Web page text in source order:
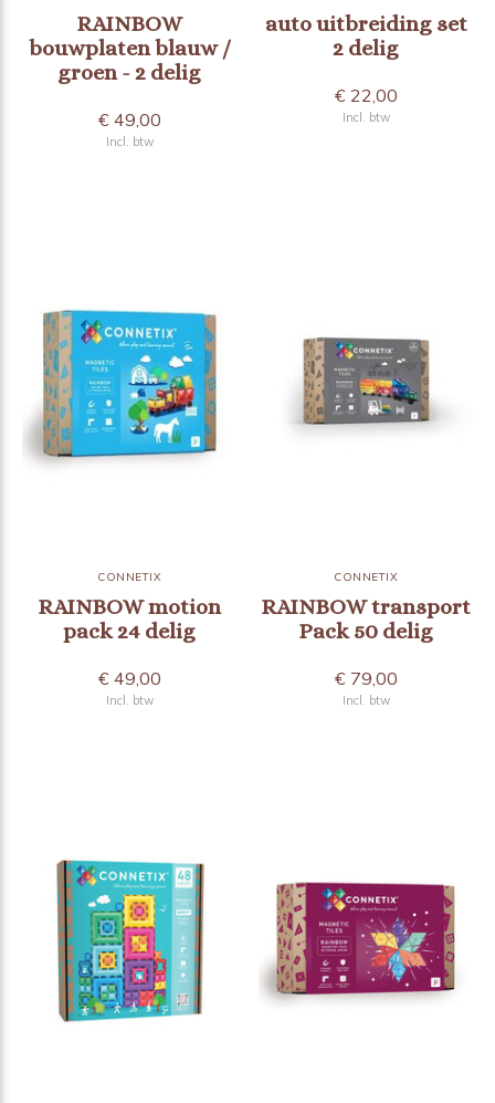
RAINBOW
bouwplaten blauw /
groen - 2 delig
€ 49,00
Incl. btw
auto uitbreiding set
2 delig
€ 22,00
Incl. btw
CONNETIX
RAINBOW motion
pack 24 delig
€ 49,00
Incl. btw
CONNETIX
RAINBOW transport
Pack 50 delig
€ 79,00
Incl. btw